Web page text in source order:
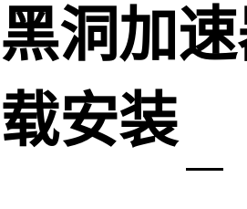
黑洞加
载安装